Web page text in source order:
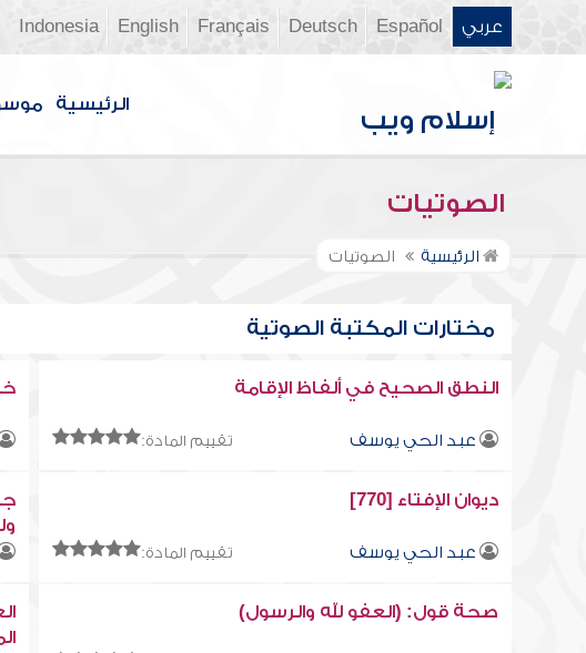
عربي Español
Deutsch
Français
English
Indonesia
الرئيسية
الصوتيات
الرئيسية الصوتيات
مختارات المكتبة الصوتية
النطق الصحيح في ألفاظ الإقامة
عبد الحي يوسف تقييم المادة:
ديوان الإفتاء [770]
عبد الحي يوسف تقييم المادة:
صحة قول: (العفو لله والرسول)